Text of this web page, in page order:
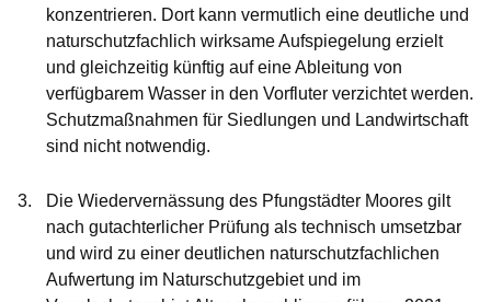
konzentrieren. Dort kann vermutlich eine deutliche und
naturschutzfachlich wirksame Aufspiegelung erzielt
und gleichzeitig künftig auf eine Ableitung von
verfügbarem Wasser in den Vorfluter verzichtet werden.
Schutzmaßnahmen für Siedlungen und Landwirtschaft
sind nicht notwendig.
DieWiedervernässung des Pfungstädter Mooresgilt
nach gutachterlicher Prüfung als technisch umsetzbar
und wird zu einer deutlichen naturschutzfachlichen
Aufwertung im Naturschutzgebiet und im